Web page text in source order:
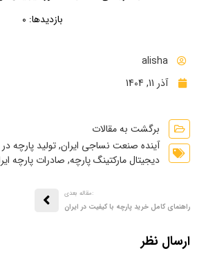
بازدیدها: 0
alisha
آذر 11, 1404
برگشت به مقالات
آینده صنعت نساجی ایران,تولید پارچه در
دیجیتال مارکتینگ پارچه, صادرات پارچه
:مقاله بعدی
راهنمای کامل خرید پارچه با کیفیت در ایران
ارسال نظر